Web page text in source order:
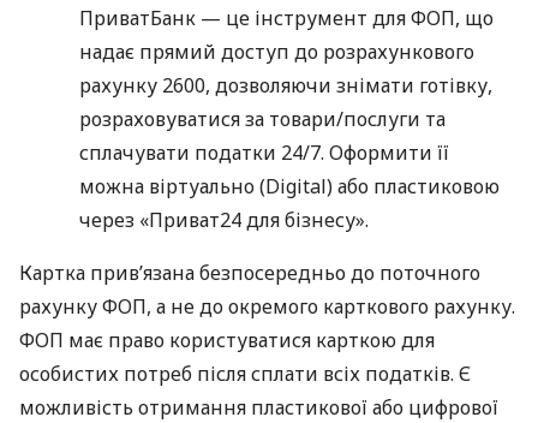
ПриватБанк — це інструмент для ФОП, що
надає прямий доступ до розрахункового
рахунку 2600, дозволяючи знімати готівку,
розраховуватися за товари/послуги та
сплачувати податки 24/7. Оформити її
можна віртуально (Digital) або пластиковою
через «Приват24 для бізнесу».
Картка прив’язана безпосередньо до поточного
рахунку ФОП, а не до окремого карткового рахунку.
ФОП має право користуватися карткою для
особистих потреб після сплати всіх податків. Є
можливість отримання пластикової або цифрової